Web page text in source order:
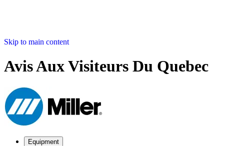
Skip to main content
Avis Aux Visiteurs Du Quebec
Equipment